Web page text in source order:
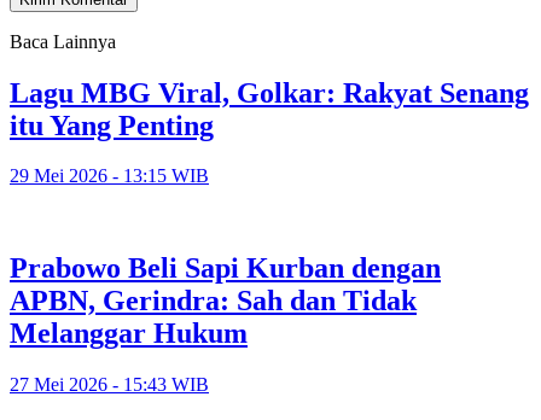
Baca Lainnya
Lagu MBG Viral, Golkar: Rakyat Senang
itu Yang Penting
29 Mei 2026 - 13:15 WIB
Prabowo Beli Sapi Kurban dengan
APBN, Gerindra: Sah dan Tidak
Melanggar Hukum
27 Mei 2026 - 15:43 WIB